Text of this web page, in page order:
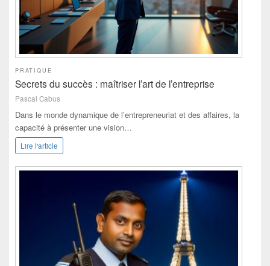
PRATIQUE
Secrets du succès : maîtriser l’art de l’entreprise
Pascal Cabus
Dans le monde dynamique de l’entrepreneuriat et des affaires, la
capacité à présenter une vision…
Lire l'article